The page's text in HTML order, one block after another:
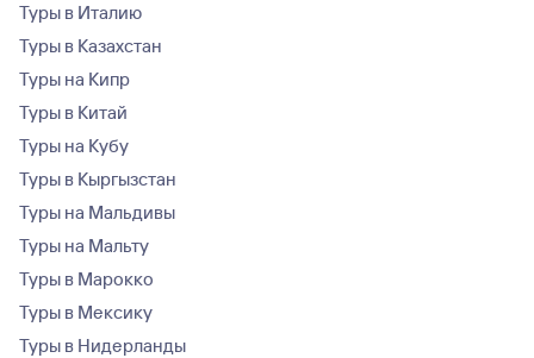
Туры в Италию
Туры в Казахстан
Туры на Кипр
Туры в Китай
Туры на Кубу
Туры в Кыргызстан
Туры на Мальдивы
Туры на Мальту
Туры в Марокко
Туры в Мексику
Туры в Нидерланды